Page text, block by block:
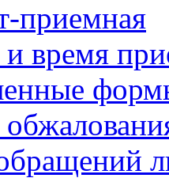
приемная
время